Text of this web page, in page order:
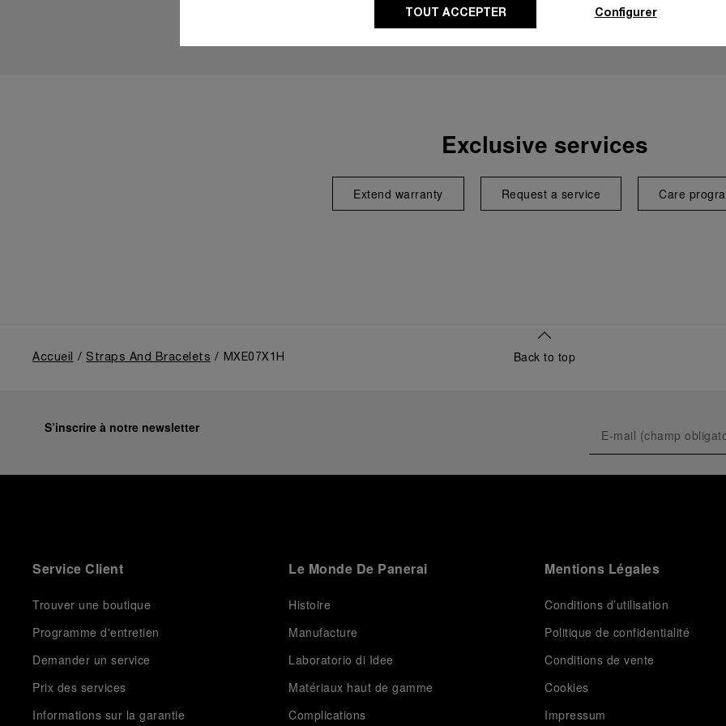
Exclusive services
Extend warranty Request a service Care
Accueil Straps And Bracelets MXE07X1H Back to top
S’inscrire à notre newsletter
Service Client
Trouver une boutique
Programme d'entretien
Demander un service
Prix des services
Informations sur la garantie
Le Monde De Panerai
Histoire
Manufacture
Laboratorio di Idee
Matériaux haut de gamme
Complications
Mentions Légales
Conditions d’utilisation
Politique de confidentialité
Conditions de vente
Cookies
Impressum
TOUT ACCEPTER Configurer